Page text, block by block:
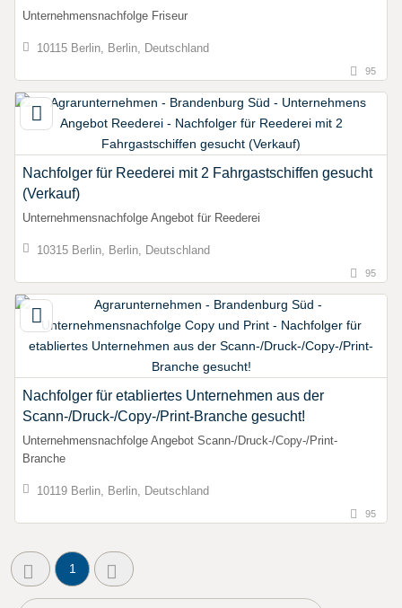
Unternehmensnachfolge Friseur
10115 Berlin, Berlin, Deutschland
95
Nachfolger für Reederei mit 2 Fahrgastschiffen gesucht
(Verkauf)
Unternehmensnachfolge Angebot für Reederei
10315 Berlin, Berlin, Deutschland
95
Nachfolger für etabliertes Unternehmen aus der
Scann-/Druck-/Copy-/Print-Branche gesucht!
Unternehmensnachfolge Angebot Scann-/Druck-/Copy-/Print-
Branche
10119 Berlin, Berlin, Deutschland
95
1